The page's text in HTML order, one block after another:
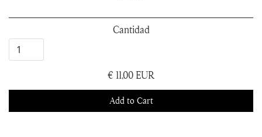
Cantidad
€ 11,00 EUR